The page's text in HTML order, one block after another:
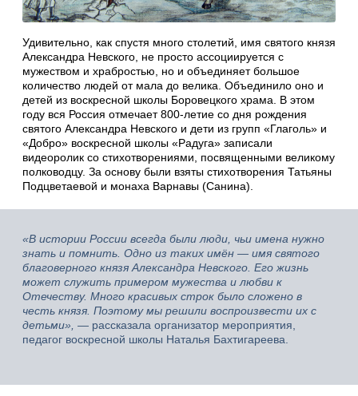
Удивительно, как спустя много столетий, имя святого князя
Александра Невского, не просто ассоциируется с
мужеством и храбростью, но и объединяет большое
количество людей от мала до велика. Объединило оно и
детей из воскресной школы Боровецкого храма. В этом
году вся Россия отмечает 800-летие со дня рождения
святого Александра Невского и дети из групп «Глаголь» и
«Добро» воскресной школы «Радуга» записали
видеоролик со стихотворениями, посвященными великому
полководцу. За основу были взяты стихотворения Татьяны
Подцветаевой и монаха Варнавы (Санина).
«В истории России всегда были люди, чьи имена нужно
знать и помнить. Одно из таких имён — имя святого
благоверного князя Александра Невского. Его жизнь
может служить примером мужества и любви к
Отечеству. Много красивых строк было сложено в
честь князя. Поэтому мы решили воспроизвести их с
детьми», — рассказала организатор мероприятия,
педагог воскресной школы Наталья Бахтигареева.